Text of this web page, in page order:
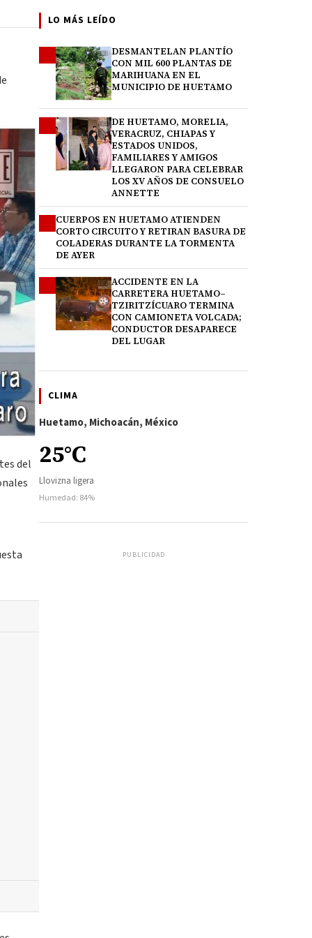
del
LO MÁS LEÍDO
DESMANTELAN PLANTÍO
CON MIL 600 PLANTAS DE
MARIHUANA EN EL
MUNICIPIO DE HUETAMO
DE HUETAMO, MORELIA,
VERACRUZ, CHIAPAS Y
ESTADOS UNIDOS,
FAMILIARES Y AMIGOS
LLEGARON PARA CELEBRAR
LOS XV AÑOS DE CONSUELO
ANNETTE
CUERPOS EN HUETAMO ATIENDEN
CORTO CIRCUITO Y RETIRAN BASURA DE
COLADERAS DURANTE LA TORMENTA
DE AYER
ACCIDENTE EN LA
CARRETERA HUETAMO–
TZIRITZÍCUARO TERMINA
CON CAMIONETA VOLCADA;
CONDUCTOR DESAPARECE
DEL LUGAR
CLIMA
Huetamo, Michoacán, México
25°C
Llovizna ligera
Humedad: 84%
PUBLICIDAD